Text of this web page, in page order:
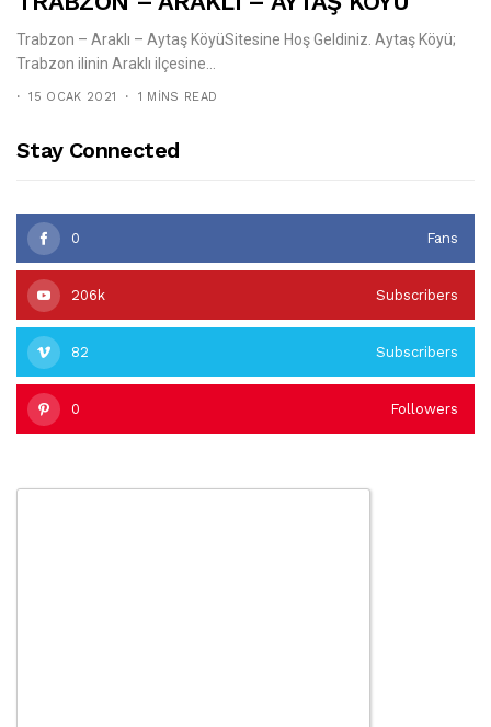
Trabzon – Araklı – Aytaş KöyüSitesine Hoş Geldiniz. Aytaş Köyü;
Trabzon ilinin Araklı ilçesine...
15 OCAK 2021 1 MINS READ
Stay Connected
0 Fans
206k Subscribers
82 Subscribers
0 Followers